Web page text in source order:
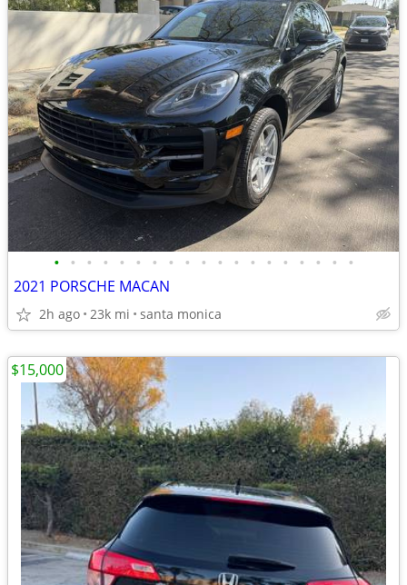
• • • • • • • • • • • • • • • • • • •
2021 PORSCHE MACAN
2h ago 23k mi santa monica
$15,000